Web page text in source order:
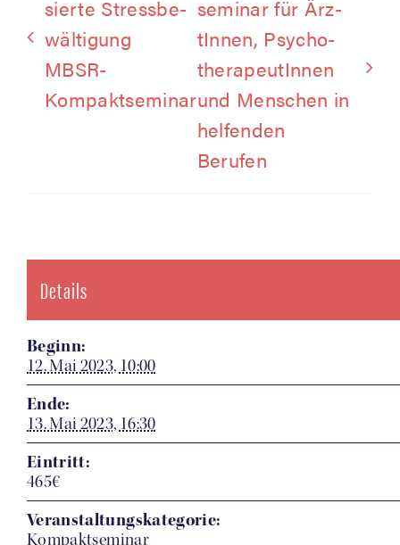
sier­te Stress­be­
wäl­ti­gung
MBSR-
Kompaktseminar
se­mi­nar für Ärz­
tIn­nen, Psy­cho­
the­ra­peu­tIn­nen
und Men­schen in
hel­fen­den
Berufen
Details
Beginn:
12. Mai 2023, 10:00
Ende:
13. Mai 2023, 16:30
Eintritt:
465€
Veranstaltungskategorie:
Kompaktseminar